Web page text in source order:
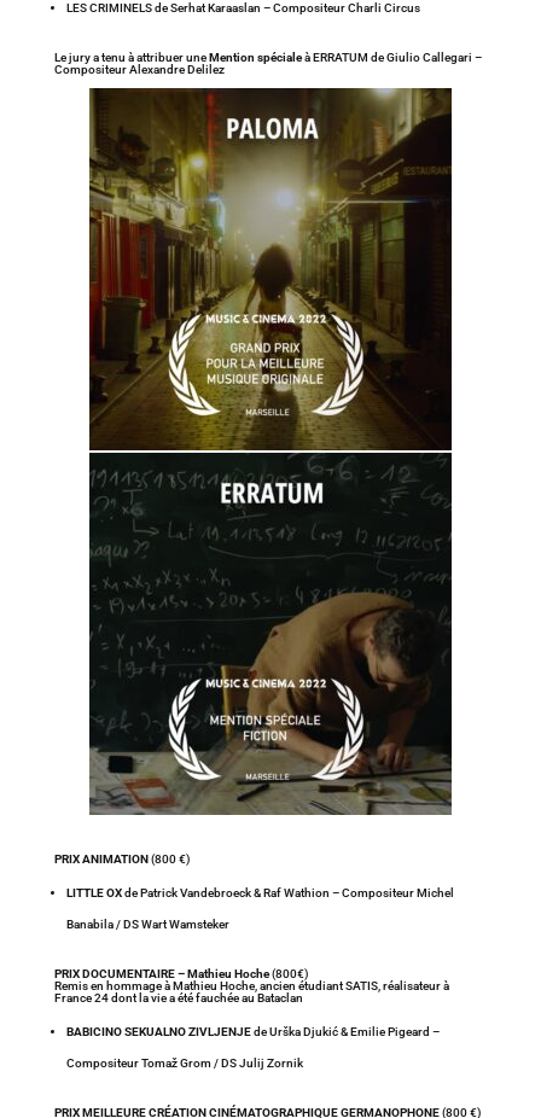
LES CRIMINELS de Serhat Karaaslan – Compositeur Charli Circus
Le jury a tenu à attribuer uneMention spécialeà ERRATUM de Giulio Callegari –
Compositeur Alexandre Delilez
PRIX ANIMATION(800 €)
LITTLE OXde Patrick Vandebroeck & Raf Wathion – Compositeur Michel
Banabila / DS Wart Wamsteker
PRIX DOCUMENTAIRE – Mathieu Hoche(800€)
Remis en hommage à Mathieu Hoche, ancien étudiant SATIS, réalisateur à
France 24 dont la vie a été fauchée au Bataclan
BABICINO SEKUALNO ZIVLJENJEde Urška Djukić & Emilie Pigeard –
Compositeur Tomaž Grom / DS Julij Zornik
PRIX MEILLEURE CRÉATION CINÉMATOGRAPHIQUE GERMANOPHONE(800 €)